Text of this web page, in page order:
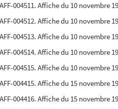
004511. Affiche du 10 novembre
004512. Affiche du 10 novembre
004513. Affiche du 10 novembre
004514. Affiche du 10 novembre
004515. Affiche du 10 novembre
004415. Affiche du 15 novembre
004416. Affiche du 15 novembre